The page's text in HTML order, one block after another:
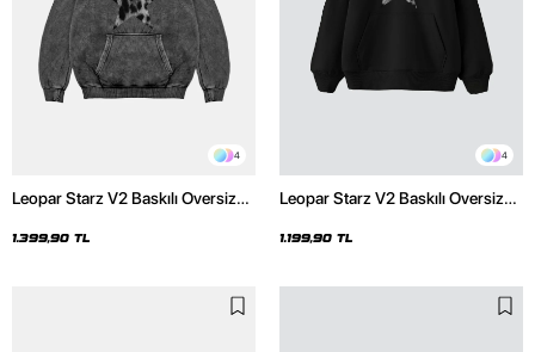
4
Leopar Starz V2 Baskılı Oversize
Hoodie
1.399,90 TL
4
Leopar Starz V2 Baskılı Oversize
1.199,90 TL